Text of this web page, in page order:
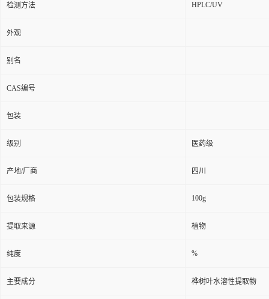
检测方法 HPLC/UV
外观
别名
CAS编号
包装
级别 医药级
产地/厂商 四川
包装规格 100g
提取来源 植物
纯度 %
主要成分 桦树叶水溶性提取物